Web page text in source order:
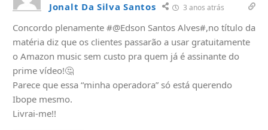
Jonalt Da Silva Santos 3 anos atrás
Concordo plenamente #@Edson Santos Alves#,no título da
matéria diz que os clientes passarão a usar gratuitamente
o Amazon music sem custo pra quem já é assinante do
prime vídeo!🤔
Parece que essa “minha operadora” só está querendo
Ibope mesmo.
Livrai-me!!